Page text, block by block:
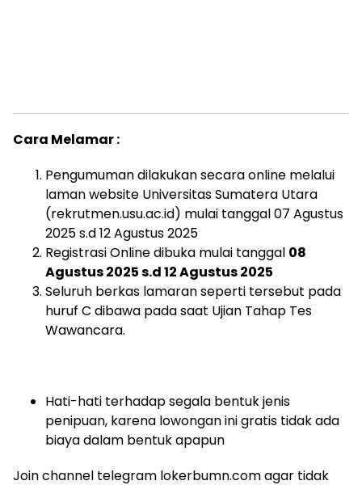
Cara Melamar :
Pengumuman dilakukan secara online melalui
laman website Universitas Sumatera Utara
(rekrutmen.usu.ac.id) mulai tanggal 07 Agustus
2025 s.d 12 Agustus 2025
Registrasi Online dibuka mulai tanggal 08
Agustus 2025 s.d 12 Agustus 2025
Seluruh berkas lamaran seperti tersebut pada
huruf C dibawa pada saat Ujian Tahap Tes
Wawancara.
Hati-hati terhadap segala bentuk jenis
penipuan, karena lowongan ini gratis tidak ada
biaya dalam bentuk apapun
Join channel telegram lokerbumn.com agar tidak